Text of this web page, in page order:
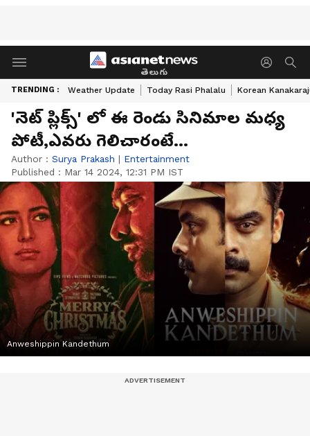
తెలుగు
TRENDING : Weather Update Today Rasi Phalalu Korean
'నెట్ ప్లిక్స్' లో ఈ రెండు సినిమాల మధ్య
పోటీ,ఎవరు గెలిచారంటే...
Author : Surya Prakash | Entertainment
Published : Mar 14 2024, 12:31 PM IST
Anweshippin Kandethum